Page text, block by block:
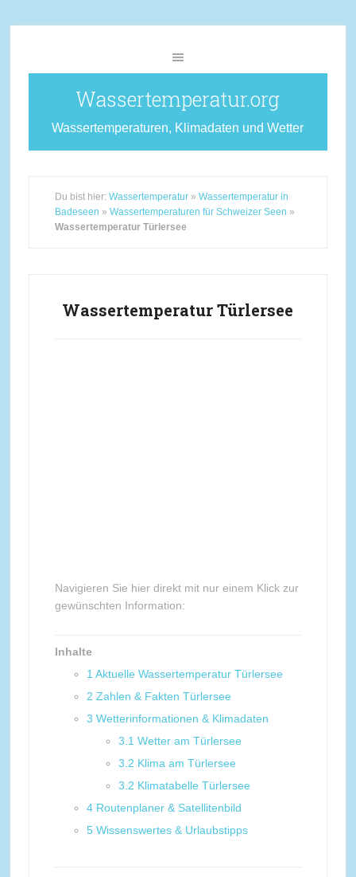
Wassertemperatur.org
Wassertemperaturen, Klimadaten und Wetter
Du bist hier: Wassertemperatur» Wassertemperatur in
Badeseen » Wassertemperaturen für Schweizer Seen »
Wassertemperatur Türlersee
Wassertemperatur Türlersee
Navigieren Sie hier direkt mit nur einem Klick zur
gewünschten Information:
Inhalte
1 Aktuelle Wassertemperatur Türlersee
2 Zahlen & Fakten Türlersee
3 Wetterinformationen & Klimadaten
3.1 Wetter am Türlersee
3.2 Klima am Türlersee
3.2 Klimatabelle Türlersee
4 Routenplaner & Satellitenbild
5 Wissenswertes & Urlaubstipps